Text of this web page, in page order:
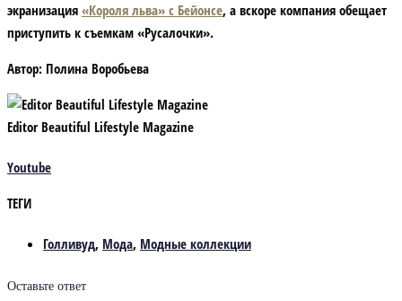
экранизация «Короля льва» с Бейонсе, а вскоре компания обещает
приступить к съемкам «Русалочки».
Автор: Полина Воробьева
Editor Beautiful Lifestyle Magazine
Youtube
ТЕГИ
Голливуд, Мода, Модные коллекции
Оставьте ответ